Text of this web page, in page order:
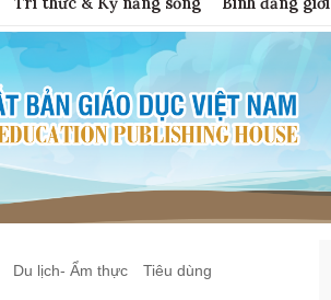
Du lịch- Ẩm thực Tiêu dùng